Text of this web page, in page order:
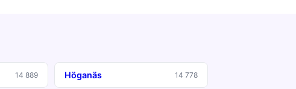
14 889 Höganäs 14 778